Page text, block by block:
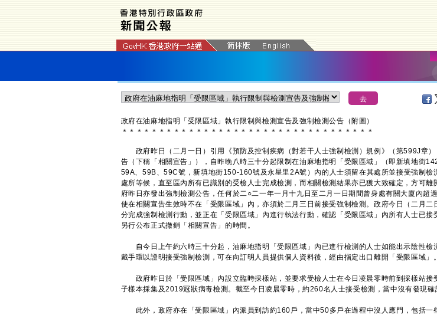
政府在油麻地指明「受限區域」執行限制與檢測宣告及強制檢測公告（附圖）
＊ ＊ ＊ ＊ ＊ ＊ ＊ ＊ ＊ ＊ ＊ ＊ ＊ ＊ ＊ ＊ ＊ ＊ ＊ ＊ ＊ ＊ ＊ ＊ ＊ ＊ ＊ ＊ ＊ ＊ ＊ ＊ ＊ ＊
政府昨日（二月一日）引用《預防及控制疾病（對若干人士強制檢測）規例》（第599J章）
告（下稱「相關宣告」），自昨晚八時三十分起限制在油麻地指明「受限區域」（即新填地街
59A、59B、59C號，新填地街150-160號及永星里2A號）內的人士須留在其處所並接受強制檢
處所等候，直至區內所有已識別的受檢人士完成檢測，而相關檢測結果亦已獲大致確定，方可離
府昨日亦發出強制檢測公告，任何於二○二一年一月十九日至二月一日期間曾身處有關大廈內超
使在相關宣告生效時不在「受限區域」內，亦須於二月三日前接受強制檢測。政府今日（二月二
分完成強制檢測行動，並正在「受限區域」內進行執法行動，確認「受限區域」內所有人士已接
另行公布正式撤銷「相關宣告」的時間。
自今日上午約六時三十分起，油麻地指明「受限區域」內已進行檢測的人士如能出示陰性檢
戴手環以證明接受強制檢測，可在向訂明人員提供個人資料後，經由指定出口離開「受限區域」。
政府昨日於「受限區域」內設立臨時採樣站，並要求受檢人士在今日凌晨零時前到採樣站接
子樣本採集及2019冠狀病毒檢測。截至今日凌晨零時，約260名人士接受檢測，當中沒有發現確
此外，政府亦在「受限區域」內派員到訪約160戶，當中50多戶在過程中沒人應門，包括一